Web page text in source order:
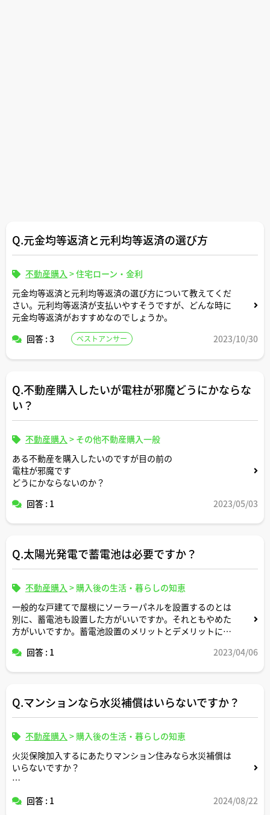
Q.元金均等返済と元利均等返済の選び方
不動産購入 >住宅ローン・金利
元金均等返済と元利均等返済の選び方について教えてくだ
さい。元利均等返済が支払いやすそうですが、どんな時に
元金均等返済がおすすめなのでしょうか。
回答 : 3
ベストアンサー 2023/10/30
Q.不動産購入したいが電柱が邪魔どうにかならな
い？
不動産購入 > その他不動産購入一般
ある不動産を購入したいのですが目の前の
電柱が邪魔です
どうにかならないのか？
回答 : 1
2023/05/03
Q.太陽光発電で蓄電池は必要ですか？
不動産購入 > 購入後の生活・暮らしの知恵
一般的な戸建てで屋根にソーラーパネルを設置するのとは
別に、蓄電池も設置した方がいいですか。それともやめた
方がいいですか。蓄電池設置のメリットとデメリットにつ
回答 : 1 2023/04/06
Q.マンションなら水災補償はいらないですか？
不動産購入 > 購入後の生活・暮らしの知恵
火災保険加入するにあたりマンション住みなら水災補償は
いらないですか？
ョンの低層階とかであれば積極的に水災補償も付けておく
回答 : 1 2024/08/22